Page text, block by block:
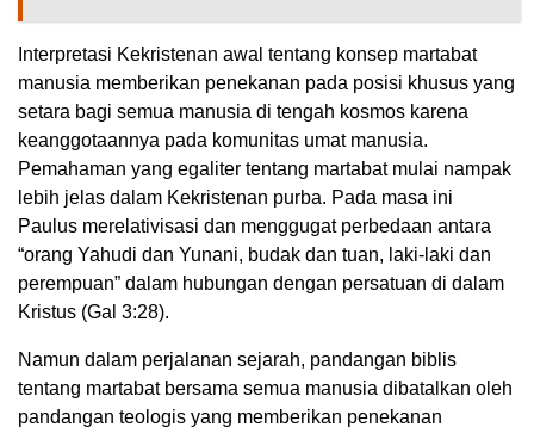
Interpretasi Kekristenan awal tentang konsep martabat
manusia memberikan penekanan pada posisi khusus yang
setara bagi semua manusia di tengah kosmos karena
keanggotaannya pada komunitas umat manusia.
Pemahaman yang egaliter tentang martabat mulai nampak
lebih jelas dalam Kekristenan purba. Pada masa ini
Paulus merelativisasi dan menggugat perbedaan antara
“orang Yahudi dan Yunani, budak dan tuan, laki-laki dan
perempuan” dalam hubungan dengan persatuan di dalam
Kristus (Gal 3:28).
Namun dalam perjalanan sejarah, pandangan biblis
tentang martabat bersama semua manusia dibatalkan oleh
pandangan teologis yang memberikan penekanan